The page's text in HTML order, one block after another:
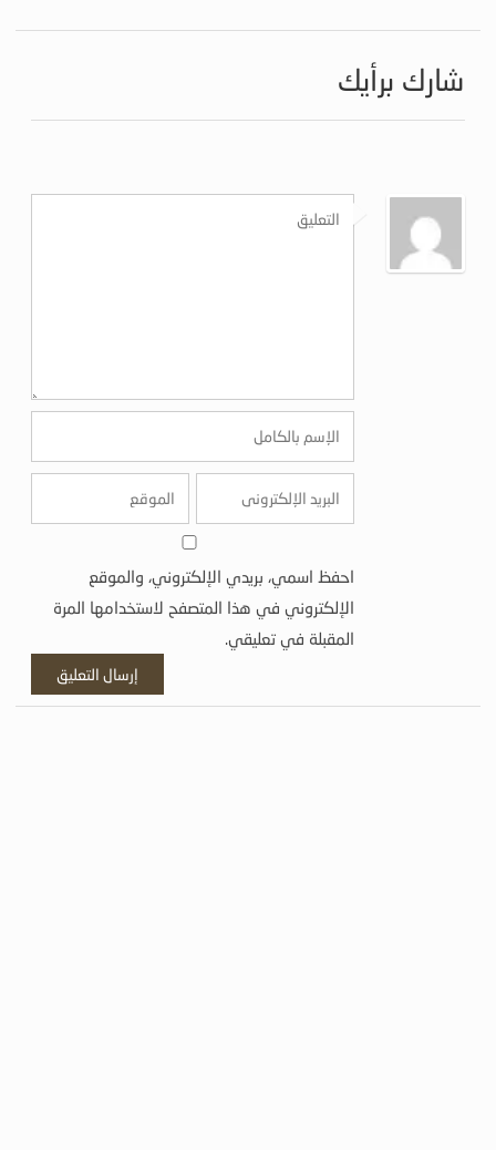
شارك برأيك
احفظ اسمي، بريدي الإلكتروني، والموقع
الإلكتروني في هذا المتصفح لاستخدامها المرة
المقبلة في تعليقي.